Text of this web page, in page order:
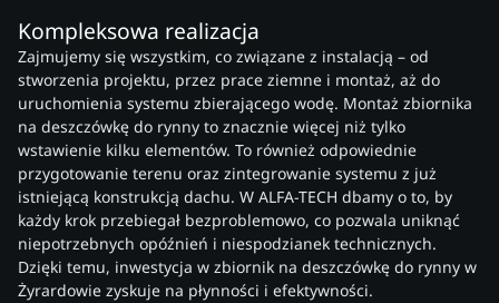
Kompleksowa realizacja
Zajmujemy się wszystkim, co związane z instalacją – od
stworzenia projektu, przez prace ziemne i montaż, aż do
uruchomienia systemu zbierającego wodę. Montaż zbiornika
na deszczówkę do rynny to znacznie więcej niż tylko
wstawienie kilku elementów. To również odpowiednie
przygotowanie terenu oraz zintegrowanie systemu z już
istniejącą konstrukcją dachu. W ALFA-TECH dbamy o to, by
każdy krok przebiegał bezproblemowo, co pozwala uniknąć
niepotrzebnych opóźnień i niespodzianek technicznych.
Dzięki temu, inwestycja w zbiornik na deszczówkę do rynny w
Żyrardowie zyskuje na płynności i efektywności.